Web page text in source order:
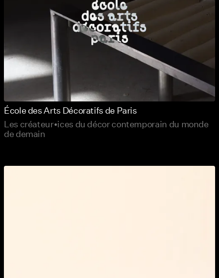
École des Arts Décoratifs de Paris
Les créateur•ices du décor contemporain du monde
de demain